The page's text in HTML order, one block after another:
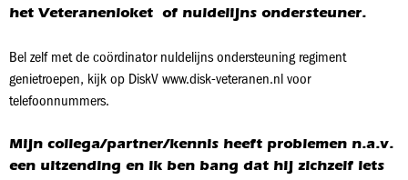
het Veteranenloket of nuldelijns ondersteuner.
Bel zelf met de coördinator nuldelijns ondersteuning regiment
genietroepen, kijk op DiskV www.disk-veteranen.nl voor
telefoonnummers.
Mijn collega/partner/kennis heeft problemen n.a.v.
een uitzending en ik ben bang dat hij zichzelf iets